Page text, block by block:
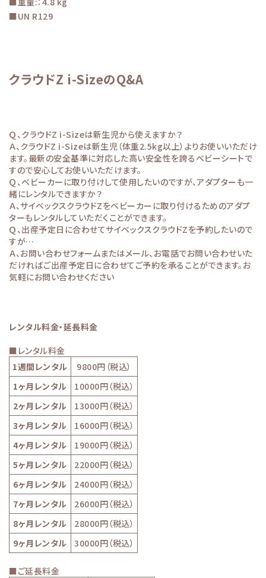
■UN R129
クラウドZ i-SizeのQ&A
Ｑ、クラウドZ i-Sizeは新生児から使えますか？
Ａ、クラウドZ i-Sizeは新生児（体重2.5kg以上）よりお使いいただけ
ます。最新の安全基準に対応した高い安全性を誇るベビーシートで
すので安心してお使いいただけます。
Ｑ、ベビーカーに取り付けして使用したいのですが、アダプターも一
緒にレンタルできますか？
Ａ、サイベックスクラウドZをベビーカーに取り付けるためのアダプ
ターもレンタルしていただくことができます。
Ｑ、出産予定日に合わせてサイベックスクラウドZを予約したいので
すが…
Ａ、お問い合わせフォームまたはメール、お電話でお問い合わせいた
だければご出産予定日に合わせてご予約を承ることができます。お
気軽にお問い合わせください
レンタル料金・延長料金
■レンタル料金
1週間レンタル
9800円（税込）
1ヶ月レンタル
10000円（税込）
2ヶ月レンタル
13000円（税込）
3ヶ月レンタル
16000円（税込）
4ヶ月レンタル
19000円（税込）
5ヶ月レンタル
22000円（税込）
6ヶ月レンタル
24000円（税込）
7ヶ月レンタル
26000円（税込）
8ヶ月レンタル
28000円（税込）
9ヶ月レンタル
30000円（税込）
■ご延長料金